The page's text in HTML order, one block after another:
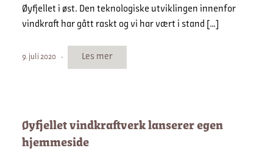
Øyfjellet i øst. Den teknologiske utviklingen innenfor
vindkraft har gått raskt og vi har vært i stand […]
9. juli 2020 Les mer
Øyfjellet vindkraftverk lanserer egen
hjemmeside